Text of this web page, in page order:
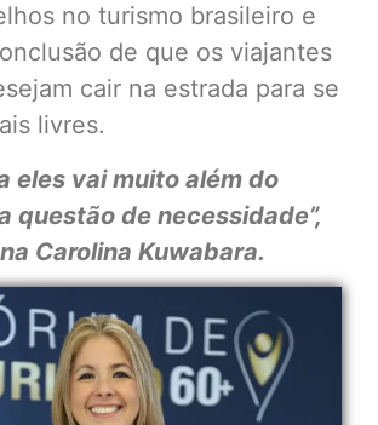
no turismo brasileiro e
de que os viajantes
cair na estrada para se
livres.
eles vai muito além do
questão de necessidade”,
Carolina Kuwabara.